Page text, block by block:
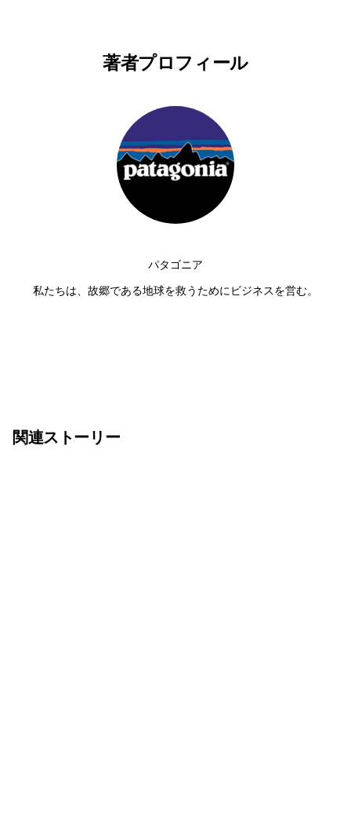
著者プロフィール
パタゴニア
私たちは、故郷である地球を救うためにビジネスを営む。
関連ストーリー